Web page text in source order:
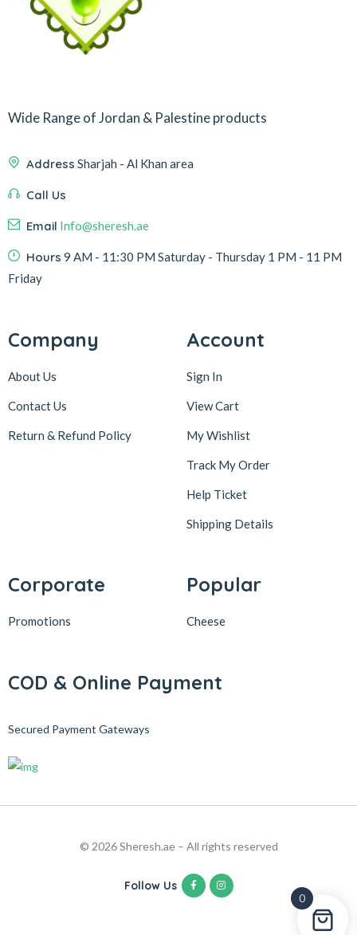
Wide Range of Jordan & Palestine products
Address Sharjah - Al Khan area
Call Us
Email Info@sheresh.ae
Hours 9 AM - 11:30 PM Saturday - Thursday 1 PM - 11 PM
Friday
Company
About Us
Contact Us
Return & Refund Policy
Account
Sign In
View Cart
My Wishlist
Track My Order
Help Ticket
Shipping Details
Corporate
Promotions
Popular
Cheese
COD & Online Payment
Secured Payment Gateways
© 2026 Sheresh.ae – All rights reserved
Follow Us
0